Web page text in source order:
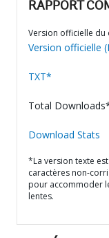
RAPPORT
Version officielle du
Version officielle
TXT*
Total
Download Stats
*La version texte
caractères non-
pour accommoder
lentes.